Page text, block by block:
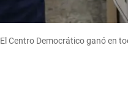
El Centro Democrático ganó en